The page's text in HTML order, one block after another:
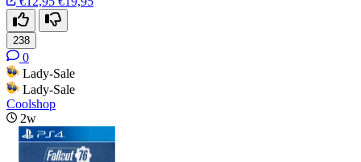
238
0
Lady-Sale
Lady-Sale
Coolshop
2w